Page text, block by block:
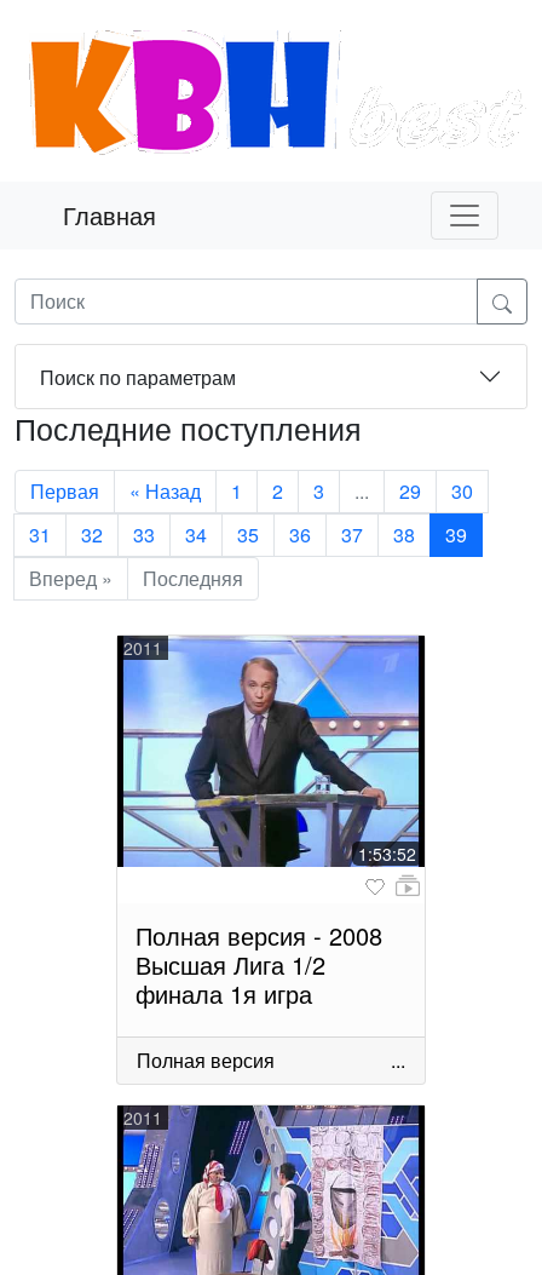
Главная
Поиск по параметрам
Последние поступления
Первая « Назад 1 2 3 ... 29
30
31
32 33 34 35 36 37 38
39
Вперед »
Последняя
2011
1:53:52
Полная версия - 2008
Высшая Лига 1/2
финала 1я игра
Полная версия ...
2011